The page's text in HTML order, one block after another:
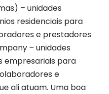
– unidades
residenciais para
e prestadores
– unidades
empresariais para
e
ali atuam. Uma boa